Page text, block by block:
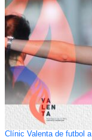
Clínic Valenta de futbol